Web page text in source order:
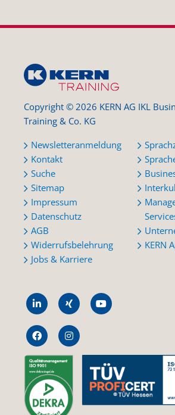
Copyright © 2026 KERN AG IKL
Training & Co. KG
Newsletteranmeldung
Kontakt
Suche
Sitemap
Impressum
Datenschutz
AGB
Widerrufsbelehrung
Jobs & Karriere
KERN